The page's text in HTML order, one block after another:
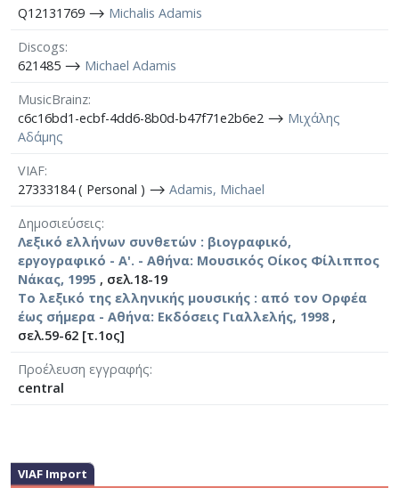
Q12131769 ⟶ Michalis Adamis
Discogs
621485 ⟶ Michael Adamis
MusicBrainz
c6c16bd1-ecbf-4dd6-8b0d-b47f71e2b6e2 ⟶ Μιχάλης
Αδάμης
VIAF
27333184 ( Personal ) ⟶ Adamis, Michael
Δημοσιεύσεις
Λεξικό ελλήνων συνθετών : βιογραφικό,
εργογραφικό - A'. - Αθήνα: Μουσικός Οίκος Φίλιππος
Νάκας, 1995 , σελ.18-19
Το λεξικό της ελληνικής μουσικής : από τον Ορφέα
έως σήμερα - Αθήνα: Εκδόσεις Γιαλλελής, 1998 ,
σελ.59-62 [τ.1ος]
Προέλευση εγγραφής
central
VIAF Import